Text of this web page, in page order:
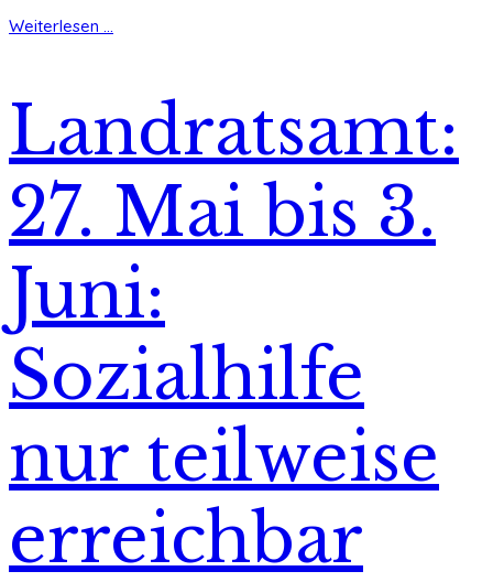
Weiterlesen ...
Landratsamt:
27. Mai bis 3.
Juni:
Sozialhilfe
nur teilweise
erreichbar